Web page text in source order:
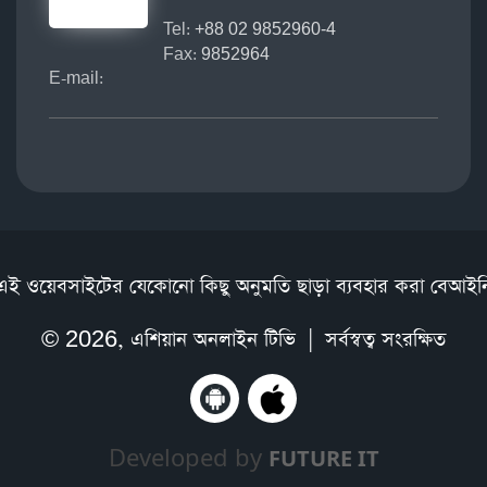
Tel: +88 02 9852960-4
Fax: 9852964
E-mail:
ওয়েবসাইটের যেকোনো কিছু অনুমতি ছাড়া ব্যবহার করা
© 2026, এশিয়ান অনলাইন টিভি| সর্বস্বত্ব সংরক্ষিত
Developed by FUTURE IT